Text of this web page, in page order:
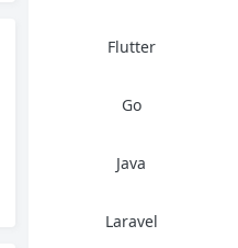
Flutter
Go
Java
Laravel